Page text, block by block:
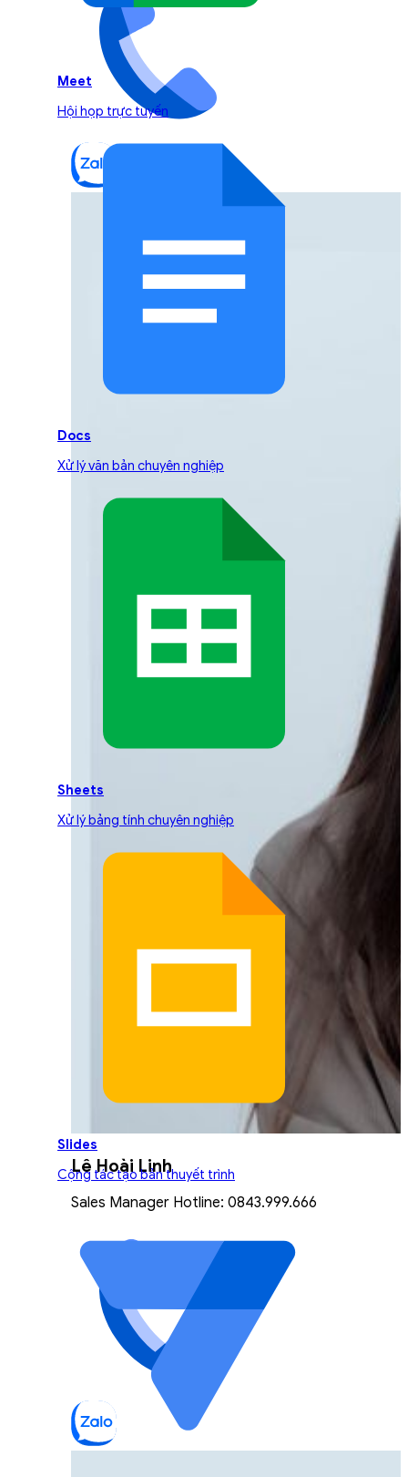
Lê Hoài Linh
Sales Manager Hotline: 0843.999.666
Meet
Hội họp trực tuyến
Docs
Xử lý văn bản chuyên nghiệp
Sheets
Xử lý bảng tính chuyên nghiệp
Slides
Cộng tác tạo bản thuyết trình